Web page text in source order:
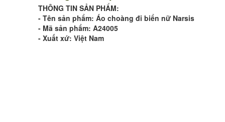
THÔNG TIN SẢN PHẨM:
- Tên sản phẩm: Áo choàng đi biển nữ Narsis
- Mã sản phẩm: A24005
- Xuất xứ: Việt Nam